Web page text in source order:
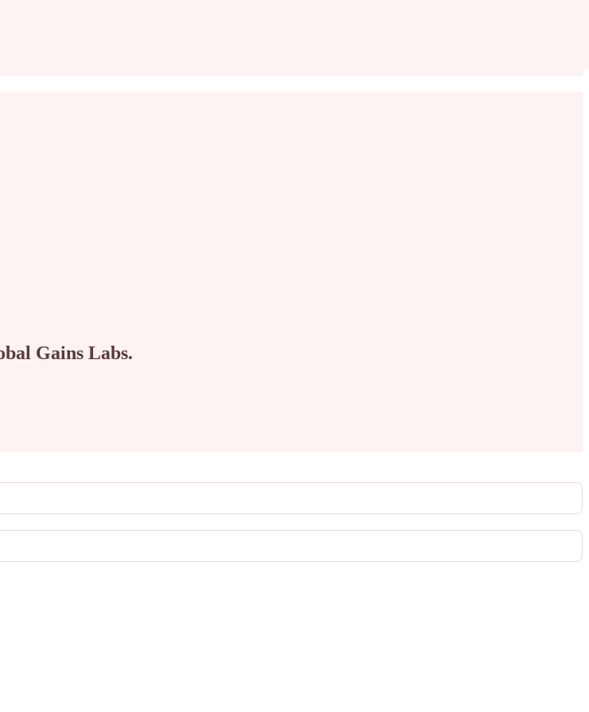
Gains Labs.